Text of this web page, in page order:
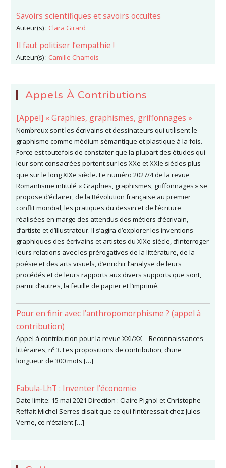
Savoirs scientifiques et savoirs occultes
Auteur(s) : Clara Girard
Il faut politiser l’empathie !
Auteur(s) : Camille Chamois
Appels À Contributions
[Appel] « Graphies, graphismes, griffonnages »
Nombreux sont les écrivains et dessinateurs qui utilisent le
graphisme comme médium sémantique et plastique à la fois.
Force est toutefois de constater que la plupart des études qui
leur sont consacrées portent sur les XXe et XXIe siècles plus
que sur le long XIXe siècle. Le numéro 2027/4 de la revue
Romantisme intitulé « Graphies, graphismes, griffonnages » se
propose d’éclairer, de la Révolution française au premier
conflit mondial, les pratiques du dessin et de l’écriture
réalisées en marge des attendus des métiers d’écrivain,
d’artiste et d’illustrateur. Il s’agira d’explorer les inventions
graphiques des écrivains et artistes du XIXe siècle, d’interroger
leurs relations avec les prérogatives de la littérature, de la
poésie et des arts visuels, d’enrichir l’analyse de leurs
procédés et de leurs rapports aux divers supports que sont,
parmi d’autres, la feuille de papier et l’imprimé.
Pour en finir avec l’anthropomorphisme ? (appel à
contribution)
Appel à contribution pour la revue XXI/XX – Reconnaissances
littéraires, nº 3. Les propositions de contribution, d’une
longueur de 300 mots […]
Fabula-LhT : Inventer l’économie
Date limite: 15 mai 2021 Direction : Claire Pignol et Christophe
Reffait Michel Serres disait que ce qui l’intéressait chez Jules
Verne, ce n’étaient […]